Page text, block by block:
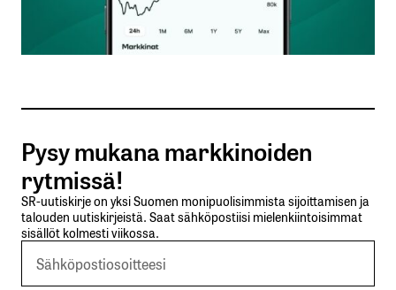
Sähköpostiosoitteesi
Tilaa SalkunRakentajan uutiskirje
Lähetä kommentti
Pysy mukana markkinoiden
rytmissä!
SR-uutiskirje on yksi Suomen monipuolisimmista sijoittamisen ja
talouden uutiskirjeistä. Saat sähköpostiisi mielenkiintoisimmat
sisällöt kolmesti viikossa.